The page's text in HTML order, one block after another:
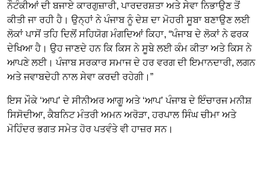
ਨੌਟੰਕੀਆਂ ਦੀ ਬਜਾਏ ਕਾਰਗੁਜ਼ਾਰੀ, ਪਾਰਦਰਸ਼ਤਾ ਅਤੇ ਸੇਵਾ ਨਿਭਾਉਣ ਤੋਂ
ਕੀਤੀ ਜਾ ਰਹੀ ਹੈ। ਉਨ੍ਹਾਂ ਨੇ ਪੰਜਾਬ ਨੂੰ ਦੇਸ਼ ਦਾ ਮੋਹਰੀ ਸੂਬਾ ਬਣਾਉਣ ਲਈ
ਲੋਕਾਂ ਪਾਸੋਂ ਤਹਿ ਦਿਲੋਂ ਸਹਿਯੋਗ ਮੰਗਦਿਆਂ ਕਿਹਾ, “ਪੰਜਾਬ ਦੇ ਲੋਕਾਂ ਨੇ ਫਰਕ
ਦੇਖਿਆ ਹੈ। ਉਹ ਜਾਣਦੇ ਹਨ ਕਿ ਕਿਸ ਨੇ ਸੂਬੇ ਲਈ ਕੰਮ ਕੀਤਾ ਅਤੇ ਕਿਸ ਨੇ
ਆਪਣੇ ਲਈ। ਪੰਜਾਬ ਸਰਕਾਰ ਸਮਾਜ ਦੇ ਹਰ ਵਰਗ ਦੀ ਇਮਾਨਦਾਰੀ, ਲਗਨ
ਅਤੇ ਜਵਾਬਦੇਹੀ ਨਾਲ ਸੇਵਾ ਕਰਦੀ ਰਹੇਗੀ।”
ਇਸ ਮੌਕੇ ‘ਆਪ’ ਦੇ ਸੀਨੀਅਰ ਆਗੂ ਅਤੇ ‘ਆਪ’ ਪੰਜਾਬ ਦੇ ਇੰਚਾਰਜ ਮਨੀਸ਼
ਸਿਸੋਦੀਆ, ਕੈਬਨਿਟ ਮੰਤਰੀ ਅਮਨ ਅਰੋੜਾ, ਹਰਪਾਲ ਸਿੰਘ ਚੀਮਾ ਅਤੇ
ਮੋਹਿੰਦਰ ਭਗਤ ਸਮੇਤ ਹੋਰ ਪਤਵੰਤੇ ਵੀ ਹਾਜ਼ਰ ਸਨ।